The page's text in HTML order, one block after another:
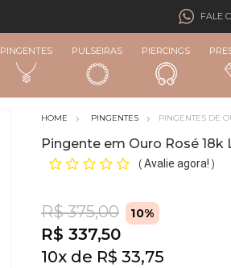
FALE
PINGENTES PULSEIRAS PIERCINGS
PINGENTES PINGENTES DE
Pingente em Ouro Rosé 18k
( Avalie agora! )
R$ 375,00 10%
R$ 337,50
10x R$ 33,75